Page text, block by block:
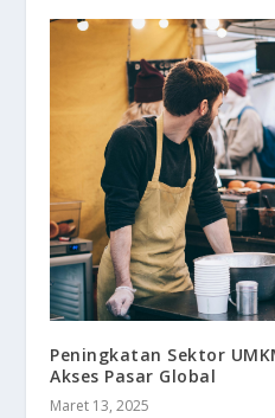
Peningkatan Sektor
Akses Pasar Global
Maret 13, 2025